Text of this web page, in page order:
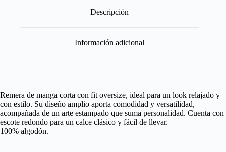
Descripción
Información adicional
Remera de manga corta con fit oversize, ideal para un look relajado y
con estilo. Su diseño amplio aporta comodidad y versatilidad,
acompañada de un arte estampado que suma personalidad. Cuenta con
escote redondo para un calce clásico y fácil de llevar.
100% algodón.